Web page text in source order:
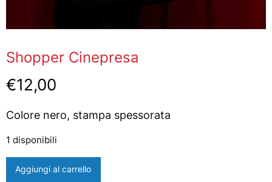
Shopper Cinepresa
€12,00
Colore nero, stampa spessorata
1 disponibili
Shopper
Aggiungi al carrello